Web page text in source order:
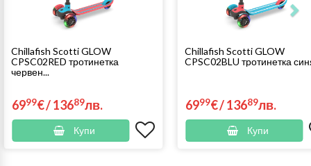
Chillafish Scotti GLOW
CPSC02RED тротинетка
червен...
6999€/13689лв.
Купи
Chillafish Scotti GLOW
CPSC02BLU тротинетка
6999€/13689лв.
Купи